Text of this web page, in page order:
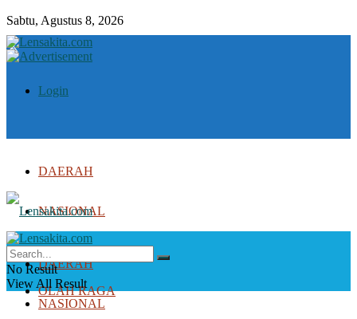
Sabtu, Agustus 8, 2026
Login
DAERAH
NASIONAL
DUNIA
OLAH RAGA
DAERAH
NASIONAL
No Result
View All Result